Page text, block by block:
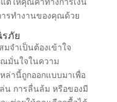
งสำคัญมาก รองเท้า
ณมั่นใจได้ว่าเมื่อคุณ
ติเหตุและความเสี่ยง
ทำงาน ดังนั้นการเลือก
แต่ให้คุณค่าทางการเงิน
ารทำงานของคุณด้วย